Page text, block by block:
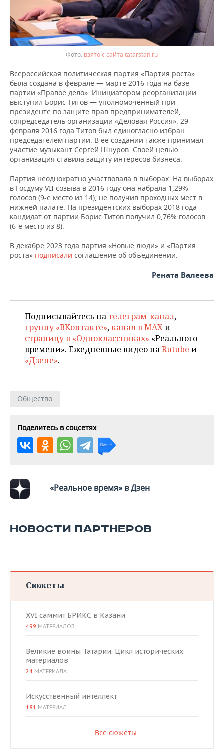
взято с сайта tatarstan.ru
Всероссийская политическая партия «Партия роста»
была создана в феврале — марте 2016 года на базе
партии «Правое дело». Инициатором реорганизации
выступил Борис Титов — уполномоченный при
президенте по защите прав предпринимателей,
сопредседатель организации «Деловая Россия». 29
февраля 2016 года Титов был единогласно избран
председателем партии. В ее создании также принимал
участие музыкант Сергей Шнуров. Своей целью
организация ставила защиту интересов бизнеса.
Партия неоднократно участвовала в выборах. На выборах
в Госдуму VII созыва в 2016 году она набрала 1,29%
голосов (9-е место из 14), не получив проходных мест в
нижней палате. На президентских выборах 2018 года
кандидат от партии Борис Титов получил 0,76% голосов
(6-е место из 8).
В декабре 2023 года партия «Новые люди» и «Партия
роста» подписали соглашение об объединении.
Рената Валеева
Подписывайтесь на телеграм-канал,
группу «ВКонтакте»,канал в MAXи
страницу в «Одноклассниках» «Реального
времени». Ежедневные видео наRutube и
«Дзене».
Общество
Поделитесь в соцсетях
«Реальное время» в Дзен
НОВОСТИ ПАРТНЕРОВ
Сюжеты
XVI саммит БРИКС в Казани
499 МАТЕРИАЛОВ
Великие воины Татарии. Цикл исторических
материалов
24 МАТЕРИАЛА
Искусственный интеллект
181 МАТЕРИАЛ
Все сюжеты